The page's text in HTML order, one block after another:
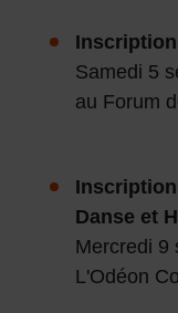
Samedi 5
au Forum
Danse et
Mercredi 9
L'Odéon